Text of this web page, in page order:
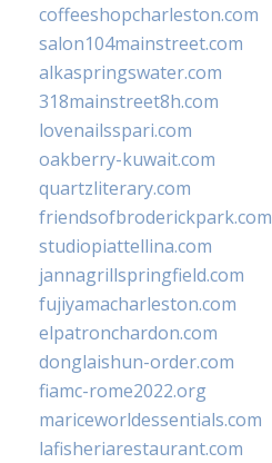
coffeeshopcharleston.com
salon104mainstreet.com
alkaspringswater.com
318mainstreet8h.com
lovenailsspari.com
oakberry-kuwait.com
quartzliterary.com
friendsofbroderickpark.com
studiopiattellina.com
jannagrillspringfield.com
fujiyamacharleston.com
elpatronchardon.com
donglaishun-order.com
fiamc-rome2022.org
mariceworldessentials.com
lafisheriarestaurant.com